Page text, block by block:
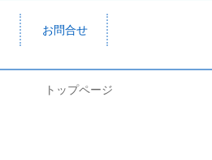
お問合せ
トップページ